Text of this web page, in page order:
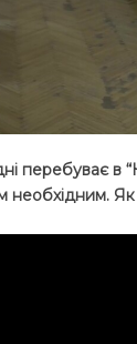
перебуває в
Як